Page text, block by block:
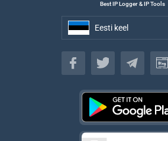
Best IP Logger & IP Tools
Eesti keel
Eesti keel